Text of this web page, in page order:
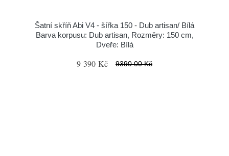
Šatní skříň Abi V4 - šířka 150 - Dub artisan/ Bílá
Barva korpusu: Dub artisan, Rozměry: 150 cm,
Dveře: Bílá
9 390 Kč 9390.00 Kč